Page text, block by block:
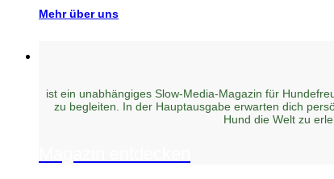
Mehr über uns
ist ein unabhängiges Slow-Media-Magazin für
zu begleiten. In der Hauptausgabe erwarten dich
Hund die Welt zu